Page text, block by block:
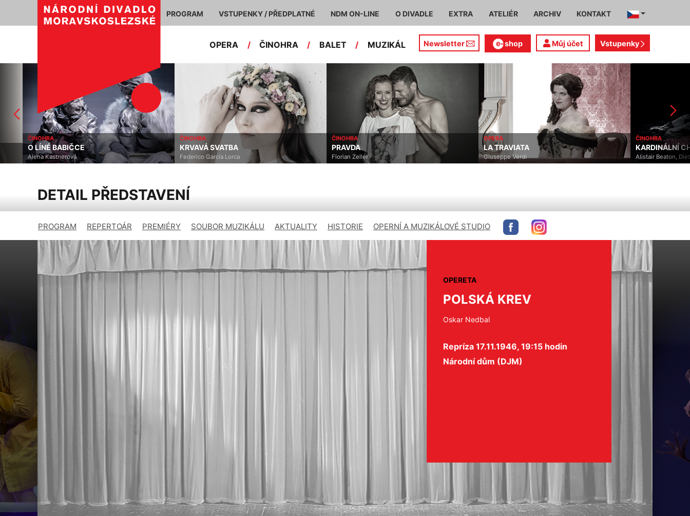
PROGRAM VSTUPENKY / PŘEDPLATNÉ NDM ON-LINE O DIVADLE EXTRA ATELIÉR ARCHIV KONTAKT
OPERA / ČINOHRA / BALET / MUZIKÁL Newsletter shop Můj účet Vstupenky
ČINOHRA
O LÍNÉ BABIČCE
Alena Kastnerová
ČINOHRA
KRVAVÁ SVATBA
Federico García Lorca
ČINOHRA
PRAVDA
Florian Zeller
LA TRAVIATA
Giuseppe Verdi
ČINOHRA
KARDINÁLNÍ CHYBA
Alistair Beaton, Dietmar
DETAIL PŘEDSTAVENÍ
PROGRAM REPERTOÁR PREMIÉRY SOUBOR MUZIKÁLU AKTUALITY HISTORIE OPERNÍ A MUZIKÁLOVÉ STUDIO
OPERETA
POLSKÁ KREV
Oskar Nedbal
Repríza 17.11.1946, 19:15 hodin
Národní dům (DJM)